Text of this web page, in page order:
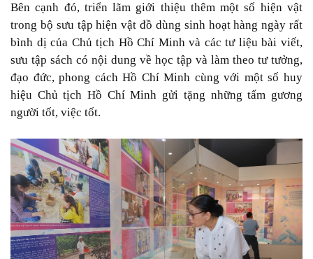
Bên cạnh đó, triển lãm giới thiệu thêm một số hiện vật
trong bộ sưu tập hiện vật đồ dùng sinh hoạt hàng ngày rất
bình dị của Chủ tịch Hồ Chí Minh và các tư liệu bài viết,
sưu tập sách có nội dung về học tập và làm theo tư tưởng,
đạo đức, phong cách Hồ Chí Minh cùng với một số huy
hiệu Chủ tịch Hồ Chí Minh gửi tặng những tấm gương
người tốt, việc tốt.